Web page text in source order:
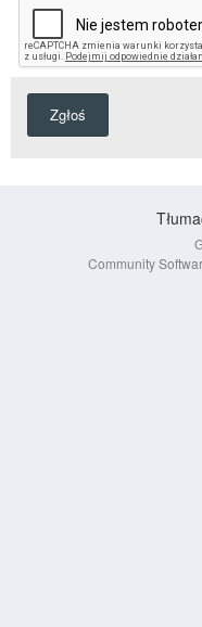
Zgłoś
Community